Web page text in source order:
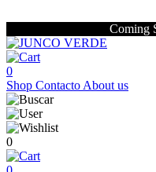
Coming
0
Shop Contacto About us
0